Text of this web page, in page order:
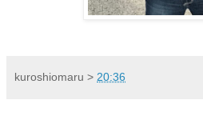
kuroshiomaru > 20:36